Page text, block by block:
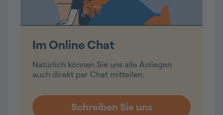
Im Online Chat
Natürlich können Sie uns alle Anliegen
auch direkt per Chat mitteilen.